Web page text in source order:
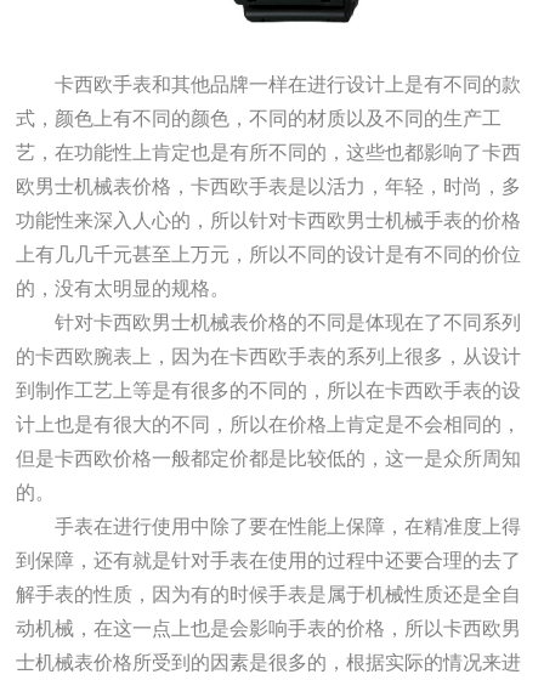
卡西欧手表和其他品牌一样在进行设计上是有不同的款
式，颜色上有不同的颜色，不同的材质以及不同的生产工
艺，在功能性上肯定也是有所不同的，这些也都影响了卡西
欧男士机械表价格，卡西欧手表是以活力，年轻，时尚，多
功能性来深入人心的，所以针对卡西欧男士机械手表的价格
上有几几千元甚至上万元，所以不同的设计是有不同的价位
的，没有太明显的规格。
针对卡西欧男士机械表价格的不同是体现在了不同系列
的卡西欧腕表上，因为在卡西欧手表的系列上很多，从设计
到制作工艺上等是有很多的不同的，所以在卡西欧手表的设
计上也是有很大的不同，所以在价格上肯定是不会相同的，
但是卡西欧价格一般都定价都是比较低的，这一是众所周知
的。
手表在进行使用中除了要在性能上保障，在精准度上得
到保障，还有就是针对手表在使用的过程中还要合理的去了
解手表的性质，因为有的时候手表是属于机械性质还是全自
动机械，在这一点上也是会影响手表的价格，所以卡西欧男
士机械表价格所受到的因素是很多的，根据实际的情况来进